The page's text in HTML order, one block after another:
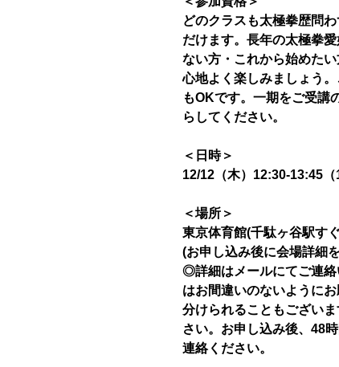
どのクラスも太極拳歴問
だけます。長年の太極拳
ない方・これから始めた
心地よく楽しみましょう
もOKです。一期をご受講
らしてください。
＜日時＞
12/12（木）12:30-13:45（
＜場所＞
東京体育館(千駄ヶ谷駅すぐ
(お申し込み後に会場詳細
◎詳細はメールにてご連絡
はお間違いのないように
分けられることもござい
さい。お申し込み後、48
連絡ください。